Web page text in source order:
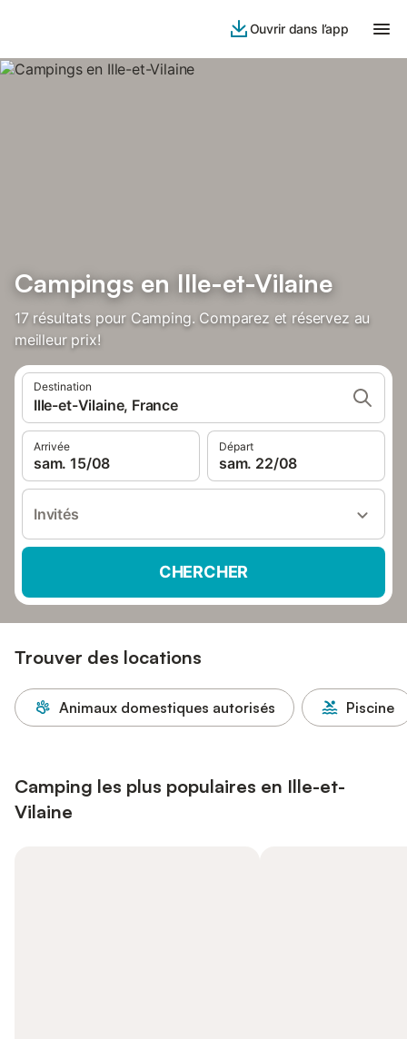
Ouvrir dans l’app
Campings en Ille-et-Vilaine
17 résultats pour Camping. Comparez et réservez au
meilleur prix!
Destination
Ille-et-Vilaine, France
Arrivée
sam. 15/08
Départ
sam. 22/08
Invités
CHERCHER
Trouver des locations
Animaux domestiques autorisés Piscine
Camping les plus populaires en Ille-et-
Vilaine